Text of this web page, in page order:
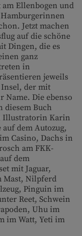
Ellenbogen und
Jetzt machen
auf die schöne
Dingen, die es
ganz
in
jeweils
der mit
Name. Die ebenso
diesem Buch
Illustratorin Karin
dem Autozug,
Casino, Dachs in
am FKK-
dem
mit Jaguar,
Mast, Nilpferd
Pinguin im
Reet, Schwein
Uhu im
im Watt, Yeti im